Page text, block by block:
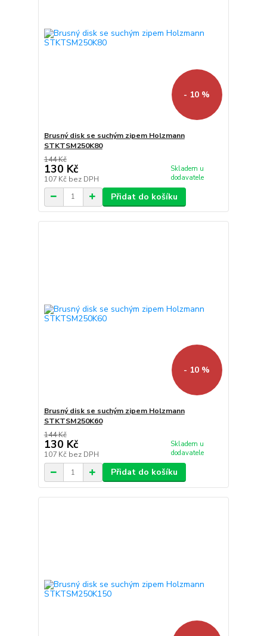
- 10 %
Brusný disk se suchým zipem Holzmann
STKTSM250K80
144 Kč
130 Kč
107 Kč bez DPH
Skladem u
dodavatele
Přidat do košíku
- 10 %
Brusný disk se suchým zipem Holzmann
STKTSM250K60
144 Kč
130 Kč
107 Kč bez DPH
Skladem u
dodavatele
Přidat do košíku